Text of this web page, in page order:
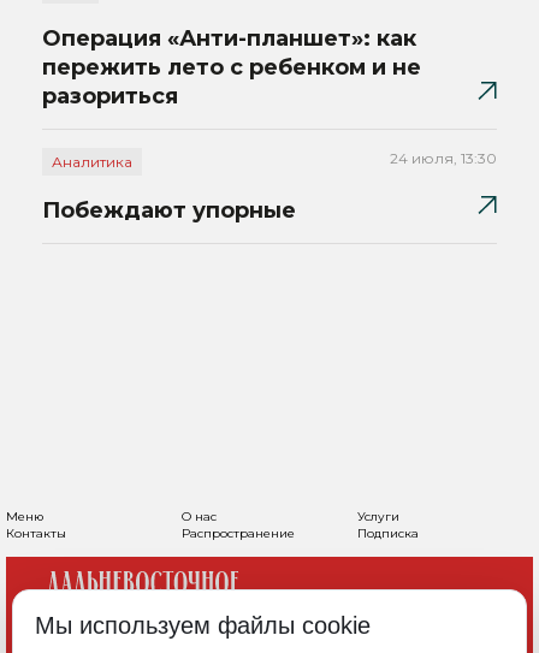
Операция «Анти-планшет»: как
пережить лето с ребенком и не
разориться
Аналитика 24 июля, 13:30
Побеждают упорные
Меню О нас
Услуги
Контакты
Распространение Подписка
Мы используем файлы cookie